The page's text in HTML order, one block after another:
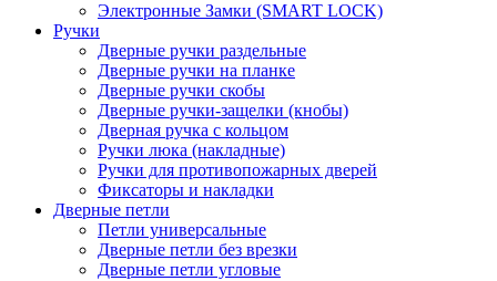
Электронные Замки (SMART LOCK)
Ручки
Дверные ручки раздельные
Дверные ручки на планке
Дверные ручки скобы
Дверные ручки-защелки (кнобы)
Дверная ручка с кольцом
Ручки люка (накладные)
Ручки для противопожарных дверей
Фиксаторы и накладки
Дверные петли
Петли универсальные
Дверные петли без врезки
Дверные петли угловые